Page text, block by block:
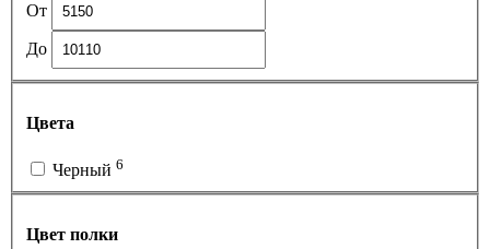
От
До
Цвета
Черный 6
Цвет полки